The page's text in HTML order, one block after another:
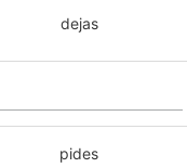
dejas
pides